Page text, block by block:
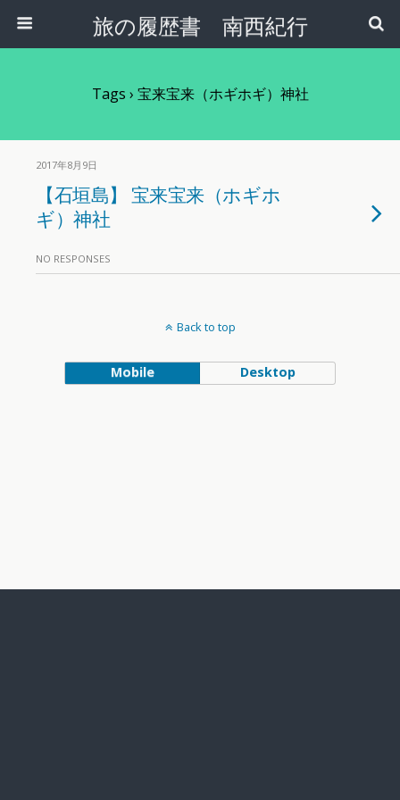
旅の履歴書 南西紀行
Tags › 宝来宝来（ホギホギ）神社
2017年8月9日
【石垣島】 宝来宝来（ホギホ
ギ）神社
NO RESPONSES
Back to top
Mobile Desktop